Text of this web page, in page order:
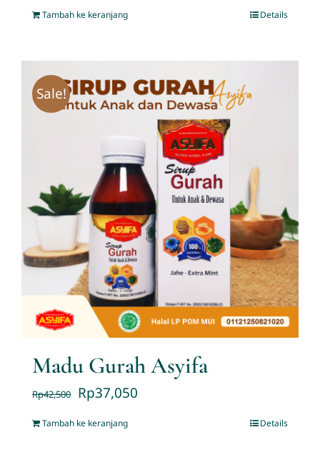
Tambah ke keranjang Details
Sale!
Madu Gurah Asyifa
Rp42,500 Rp37,050
Tambah ke keranjang Details